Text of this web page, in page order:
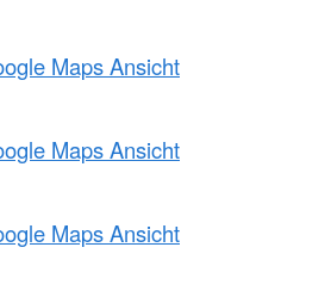
Maps Ansicht
Maps Ansicht
Maps Ansicht